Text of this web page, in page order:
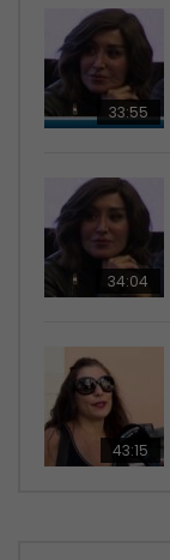
33:55
34:04
43:15